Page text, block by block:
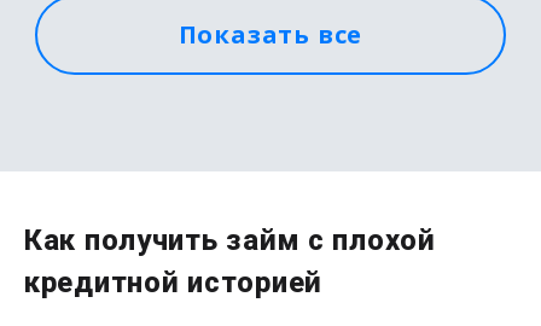
Показать все
Как получить займ с плохой
кредитной историей